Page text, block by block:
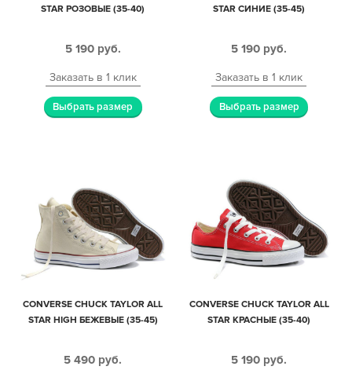
STAR РОЗОВЫЕ (35-40)
5 190 руб.
Заказать в 1 клик
Выбрать размер
STAR СИНИЕ (35-45)
5 190 руб.
Заказать в 1 клик
Выбрать размер
CONVERSE CHUCK TAYLOR ALL
STAR HIGH БЕЖЕВЫЕ (35-45)
5 490 руб.
CONVERSE CHUCK TAYLOR ALL
STAR КРАСНЫЕ (35-40)
5 190 руб.